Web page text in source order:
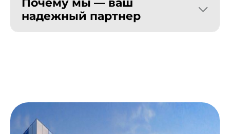
надежный партнер